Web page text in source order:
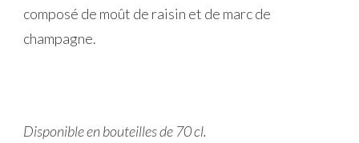
composé de moût de raisin et de marc de
champagne.
Disponible en bouteilles de 70 cl.